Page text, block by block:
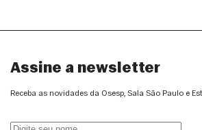
Assine a newsletter
Receba as novidades da Osesp, Sala São Paulo e